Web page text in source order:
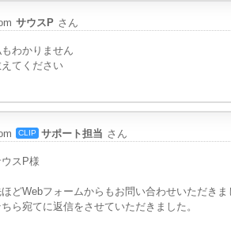
サウスP さん
わかりません
てください
CLIP サポート担当 さん
スP様
どWebフォームからもお問い合わせいただきま
ちら宛てに返信をさせていただきました。